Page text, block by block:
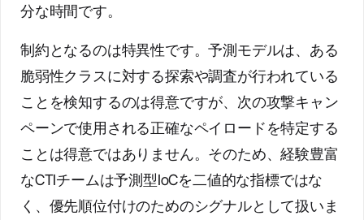
分な時間です。
制約となるのは特異性です。予測モデルは、ある
脆弱性クラスに対する探索や調査が行われている
ことを検知するのは得意ですが、次の攻撃キャン
ペーンで使用される正確なペイロードを特定する
ことは得意ではありません。そのため、経験豊富
なCTIチームは予測型IoCを二値的な指標ではな
く、優先順位付けのためのシグナルとして扱いま